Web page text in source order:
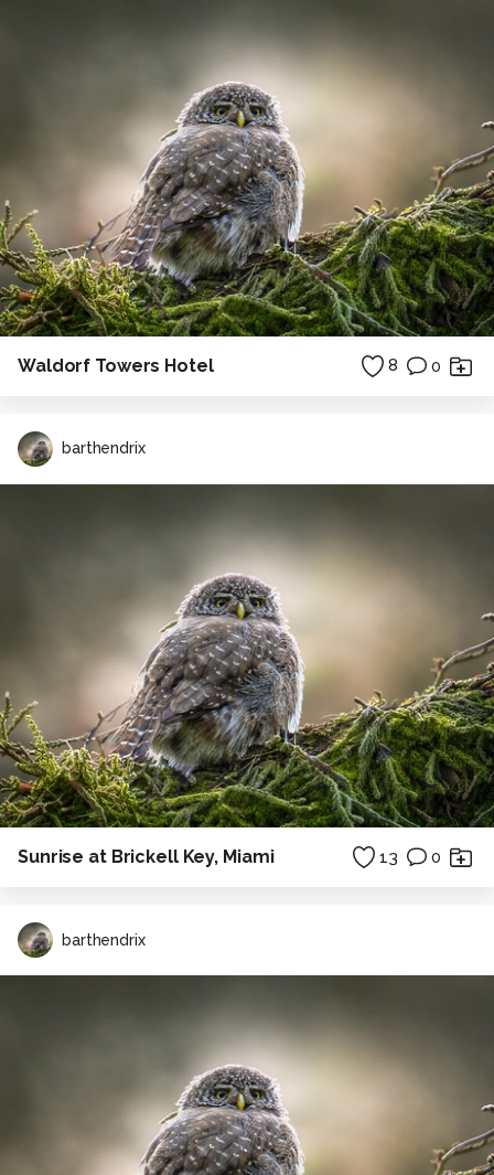
Waldorf Towers Hotel 8 0
barthendrix
Sunrise at Brickell Key, Miami 13 0
barthendrix